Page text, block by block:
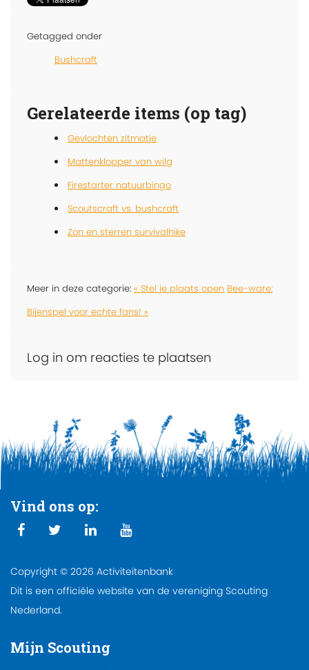
Getagged onder
Bushcraft
Gerelateerde items (op tag)
Gevlochten zitmatje
Mattenklopper van wilg
Firestarter natuurbingo
Scoutscraft vs. bushcraft
Zon en sterren survivalhike
Meer in deze categorie: « Stel je plaats open Bee-ware:
Bijenspel voor echte fans! »
Log in om reacties te plaatsen
Vind ons op:
Copyright © 2026 Activiteitenbank
Dit is een officiële website van de vereniging Scouting
Nederland.
Mijn Scouting